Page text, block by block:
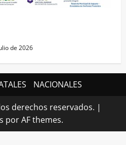
de 2026
NACIONALES
derechos reservados. |
por AF themes.